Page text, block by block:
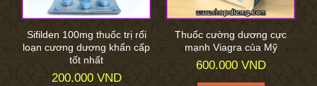
Sifilden 100mg thuốc trị rối
loạn cương dương khẩn cấp
tốt nhất
200.000 VND
Thuốc cường dương cực
mạnh Viagra của Mỹ
600.000 VND